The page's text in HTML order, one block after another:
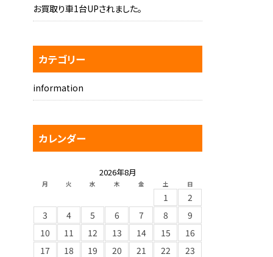
お買取り車1台UPされました。
カテゴリー
information
カレンダー
2026年8月
月 火 水 木 金 土 日
1
2
3
4 5 6 7 8
9
10
11 12 13 14 15
16
17
18 19 20 21 22
23